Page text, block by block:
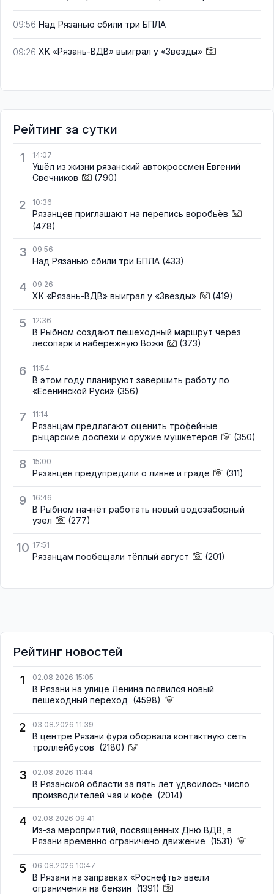
09:56 Над Рязанью сбили три БПЛА
09:26 ХК «Рязань-ВДВ» выиграл у «Звезды»
Рейтинг за сутки
1
14:07
Ушёл из жизни рязанский автокроссмен Евгений
Свечников
(790)
2 10:36
Рязанцев приглашают на перепись воробьёв
(478)
3 09:56
Над Рязанью сбили три БПЛА (433)
4 09:26
ХК «Рязань-ВДВ» выиграл у «Звезды» (419)
5 12:36
В Рыбном создают пешеходный маршрут через
лесопарк и набережную Вожи
(373)
6 11:54
В этом году планируют завершить работу по
«Есенинской Руси» (356)
7 11:14
Рязанцам предлагают оценить трофейные
рыцарские доспехи и оружие мушкетёров
(350)
8 15:00
Рязанцев предупредили о ливне и граде (311)
9 16:46
В Рыбном начнёт работать новый водозаборный
узел
(277)
10 17:51
Рязанцам пообещали тёплый август (201)
Рейтинг новостей
1
02.08.2026 15:05
В Рязани на улице Ленина появился новый
пешеходный переход (4598)
2 03.08.2026 11:39
В центре Рязани фура оборвала контактную сеть
троллейбусов (2180)
3 02.08.2026 11:44
В Рязанской области за пять лет удвоилось число
производителей чая и кофе (2014)
4 02.08.2026 09:41
Из-за мероприятий, посвящённых Дню ВДВ, в
Рязани временно ограничено движение (1531)
5 06.08.2026 10:47
В Рязани на заправках «Роснефть» ввели
ограничения на бензин (1391)